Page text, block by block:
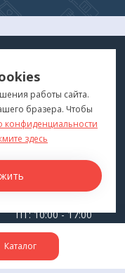
Каталог
КОНТАКТЫ
г. Владивосток
ПТ: 10:00 - 17:00
СБ-ВС: Выходной
работы сайта.
бразера. Чтобы
здесь